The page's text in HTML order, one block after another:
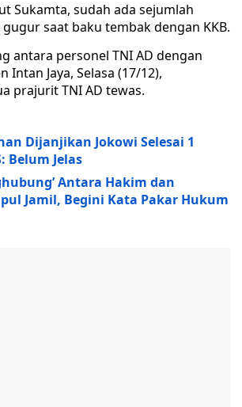
Sukamta, sudah ada sejumlah
saat baku tembak dengan KKB.
antara personel TNI AD dengan
Intan Jaya, Selasa (17/12),
prajurit TNI AD tewas.
Dijanjikan Jokowi Selesai 1
Belum Jelas
Antara Hakim dan
Jamil, Begini Kata Pakar Hukum